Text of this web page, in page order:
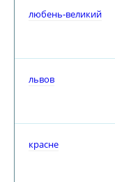
любень-великий
львов
красне